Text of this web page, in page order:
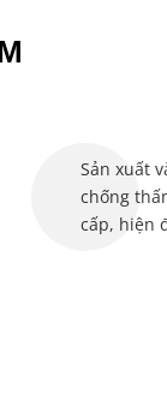
Sản xuất
chống
cấp, hiện